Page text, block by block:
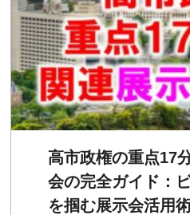
高市政権の重点17
会の完全ガイド：
を掴む展示会活用